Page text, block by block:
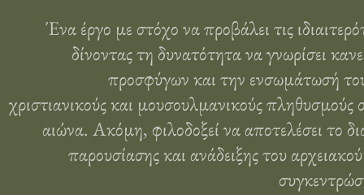
Ένα έργο με στόχο να προβάλει τις
δίνοντας τη δυνατότητα να γνωρίσει
προσφύγων και την ενσωμάτωσή
χριστιανικούς και μουσουλμανικούς πληθυσμούς
αιώνα. Ακόμη, φιλοδοξεί να αποτελέσει το
παρουσίασης και ανάδειξης του